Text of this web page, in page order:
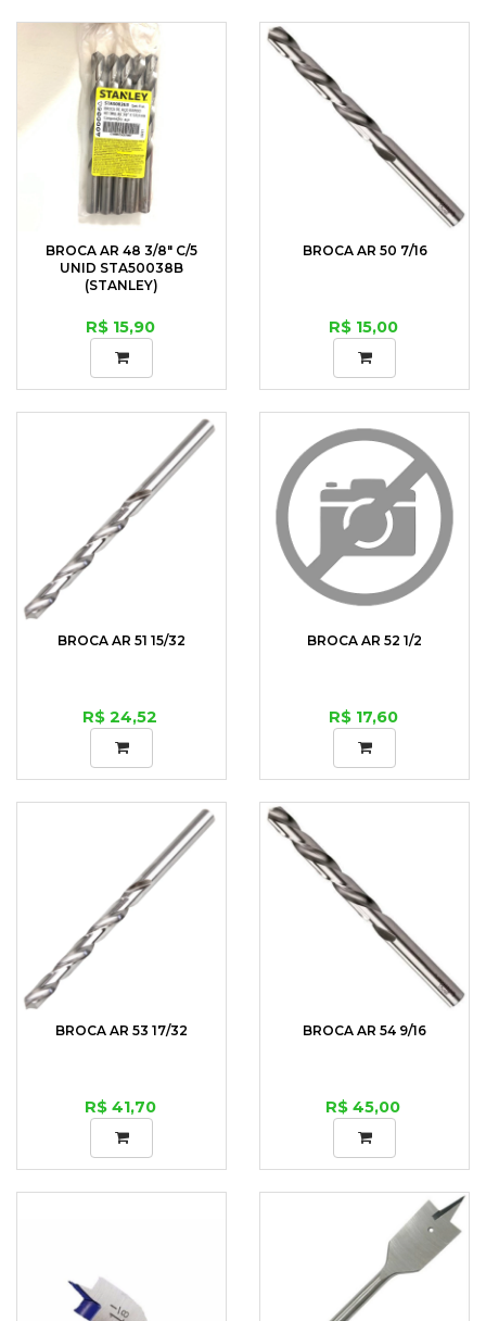
BROCA AR 48 3/8" C/5
UNID STA50038B
(STANLEY)
R$ 15,90
BROCA AR 50 7/16
R$ 15,00
BROCA AR 51 15/32
R$ 24,52
BROCA AR 52 1/2
R$ 17,60
BROCA AR 53 17/32
R$ 41,70
BROCA AR 54 9/16
R$ 45,00